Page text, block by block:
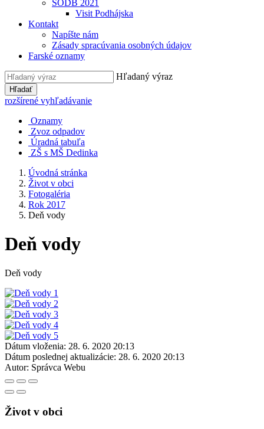
SODB 2021
Visit Podhájska
Kontakt
Napíšte nám
Zásady spracúvania osobných údajov
Farské oznamy
Hľadaný výraz
Hľadať
rozšírené vyhľadávanie
Oznamy
Zvoz odpadov
Úradná tabuľa
ZŠ s MŠ Dedinka
Úvodná stránka
Život v obci
Fotogaléria
Rok 2017
Deň vody
Deň vody
Deň vody
Dátum vloženia: 28. 6. 2020 20:13
Dátum poslednej aktualizácie: 28. 6. 2020 20:13
Autor: Správca Webu
Život v obci